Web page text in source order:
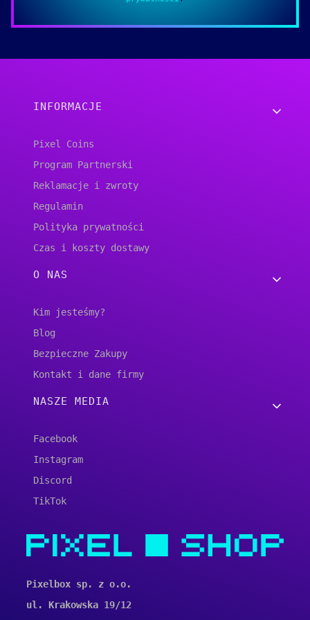
Linki w stopce
INFORMACJE
Pixel Coins
Program Partnerski
Reklamacje i zwroty
Regulamin
Polityka prywatności
Czas i koszty dostawy
O NAS
Kim jesteśmy?
Blog
Bezpieczne Zakupy
Kontakt i dane firmy
NASZE MEDIA
Facebook
Instagram
Discord
TikTok
Pixelbox sp. z o.o.
ul. Krakowska 19/12